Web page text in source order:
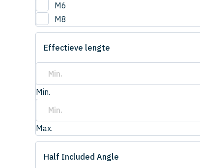
M6
M8
Effectieve lengte
Min.
Max.
Half Included Angle